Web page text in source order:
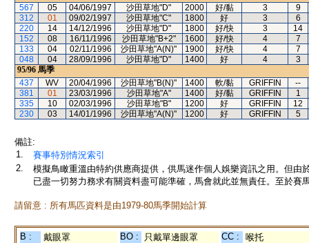
567
05 04/06/1997 沙田草地"D" 2000 好/黏 3
9
312
01 09/02/1997 沙田草地"C" 1800 好 3
6
220
14 14/12/1996 沙田草地"D" 1800 好/快 3
14
152
08 16/11/1996 沙田草地"B+2" 1600 好/快 4
7
133
04 02/11/1996 沙田草地"A(N)" 1900 好/快 4
7
048
04 28/09/1996 沙田草地"D" 1400 好 4
3
95/96 馬季
437
WV 20/04/1996 沙田草地"B(N)" 1400 軟/黏 GRIFFIN
--
381
01 23/03/1996 沙田草地"A" 1400 好/黏 GRIFFIN
1
335
10 02/03/1996 沙田草地"B" 1200 好 GRIFFIN
12
230
03 14/01/1996 沙田草地"A(N)" 1200 好 GRIFFIN 5
備註:
1.
賽事特別情況索引
2.
模擬鳥瞰重溫由特約供應商提供，供馬迷作個人娛樂資訊之用。但
已盡一切努力務求有關資料盡可能準確，馬會就此並無責任。至於賽
請留意 : 所有馬匹資料是由1979-80馬季開始計算
B : 戴眼罩 BO : 只戴單邊眼罩 CC :
喉托